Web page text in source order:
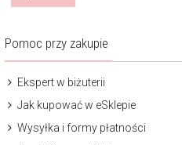
Pomoc przy zakupie
Ekspert w biżuterii
Jak kupować w eSklepie
Wysyłka i formy płatności